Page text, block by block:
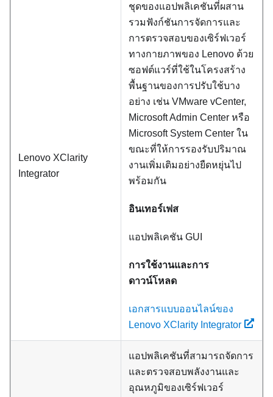
Lenovo XClarity
Integrator
ชุดของแอปพลิเคชันที่ผสาน
รวมฟังก์ชันการจัดการและ
การตรวจสอบของเซิร์ฟเวอร์
ทางกายภาพของ Lenovo ด้วย
ซอฟต์แวร์ที่ใช้ในโครงสร้าง
พื้นฐานของการปรับใช้บาง
อย่าง เช่น VMware vCenter,
Microsoft Admin Center หรือ
Microsoft System Center ใน
ขณะที่ให้การรองรับปริมาณ
งานเพิ่มเติมอย่างยืดหยุ่นไป
พร้อมกัน
อินเทอร์เฟส
แอปพลิเคชัน GUI
การใช้งานและการ
ดาวน์โหลด
เอกสารแบบออนไลน์ของ
Lenovo XClarity Integrator
แอปพลิเคชันที่สามารถจัดการ
และตรวจสอบพลังงานและ
อุณหภูมิของเซิร์ฟเวอร์